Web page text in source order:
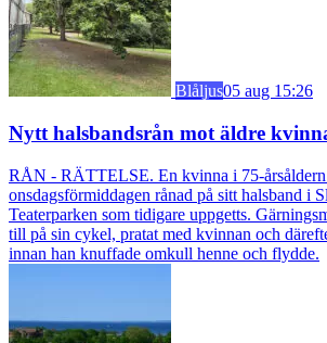
Blåljus05 aug 15:26
Nytt halsbandsrån mot äldre
RÅN - RÄTTELSE. En kvinna i 75-årsåldern
onsdagsförmiddagen rånad på sitt halsband i
Teaterparken som tidigare uppgetts.
till på sin cykel, pratat med kvinnan och
innan han knuffade omkull henne och flydde.